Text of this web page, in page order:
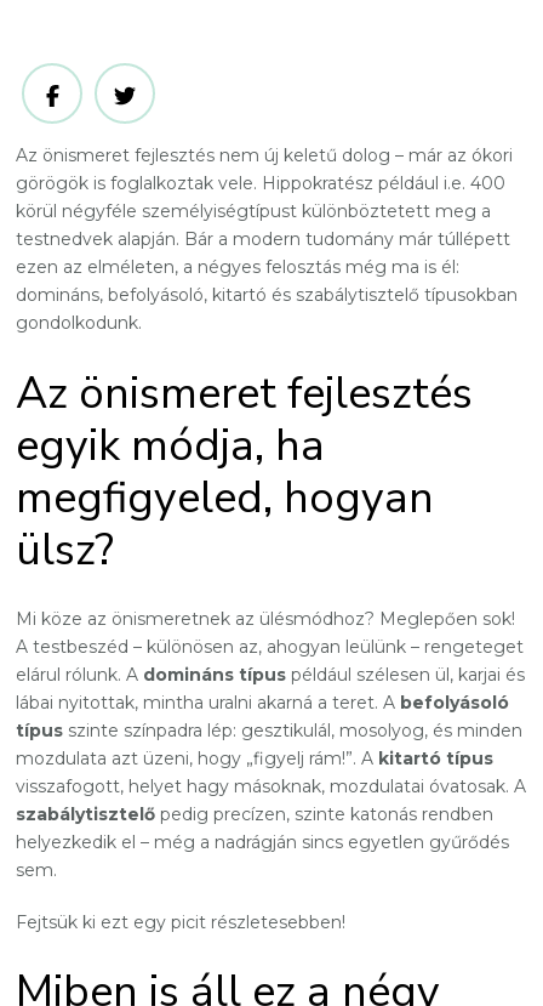
Az önismeret fejlesztés nem új keletű dolog – már az ókori
görögök is foglalkoztak vele. Hippokratész például i.e. 400
körül négyféle személyiségtípust különböztetett meg a
testnedvek alapján. Bár a modern tudomány már túllépett
ezen az elméleten, a négyes felosztás még ma is él:
domináns, befolyásoló, kitartó és szabálytisztelő típusokban
gondolkodunk.
Az önismeret fejlesztés
egyik módja, ha
megfigyeled, hogyan
ülsz?
Mi köze az önismeretnek az ülésmódhoz? Meglepően sok!
A testbeszéd – különösen az, ahogyan leülünk – rengeteget
elárul rólunk. A domináns típuspéldául szélesen ül, karjai és
lábai nyitottak, mintha uralni akarná a teret. A befolyásoló
típus szinte színpadra lép: gesztikulál, mosolyog, és minden
mozdulata azt üzeni, hogy „figyelj rám!”. A kitartó típus
visszafogott, helyet hagy másoknak, mozdulatai óvatosak. A
szabálytisztelőpedig precízen, szinte katonás rendben
helyezkedik el – még a nadrágján sincs egyetlen gyűrődés
sem.
Fejtsük ki ezt egy picit részletesebben!
Miben is áll ez a négy